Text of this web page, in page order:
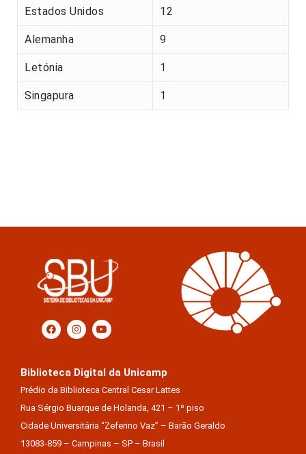
Estados Unidos 12
Alemanha 9
Letónia 1
Singapura 1
Biblioteca Digital da Unicamp
Prédio da Biblioteca Central Cesar Lattes
Rua Sérgio Buarque de Holanda, 421 – 1º piso
Cidade Universitária “Zeferino Vaz” – Barão Geraldo
13083-859 – Campinas – SP – Brasil